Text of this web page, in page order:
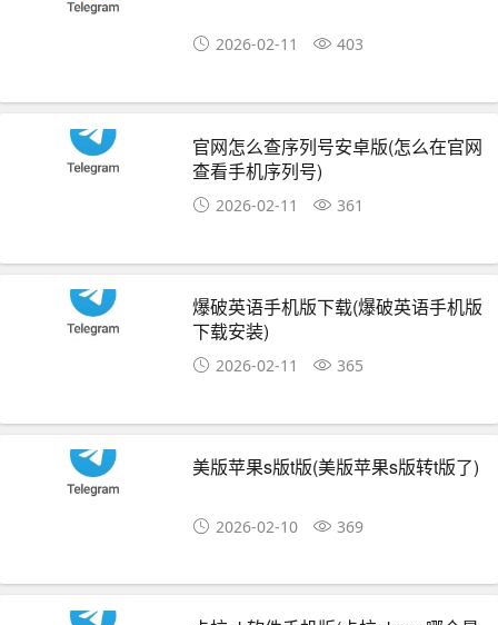
2026-02-11 403
官网怎么查序列号安卓版(怎么在官网
查看手机序列号)
2026-02-11 361
爆破英语手机版下载(爆破英语手机版
下载安装)
2026-02-11 365
美版苹果s版t版(美版苹果s版转t版了)
2026-02-10 369